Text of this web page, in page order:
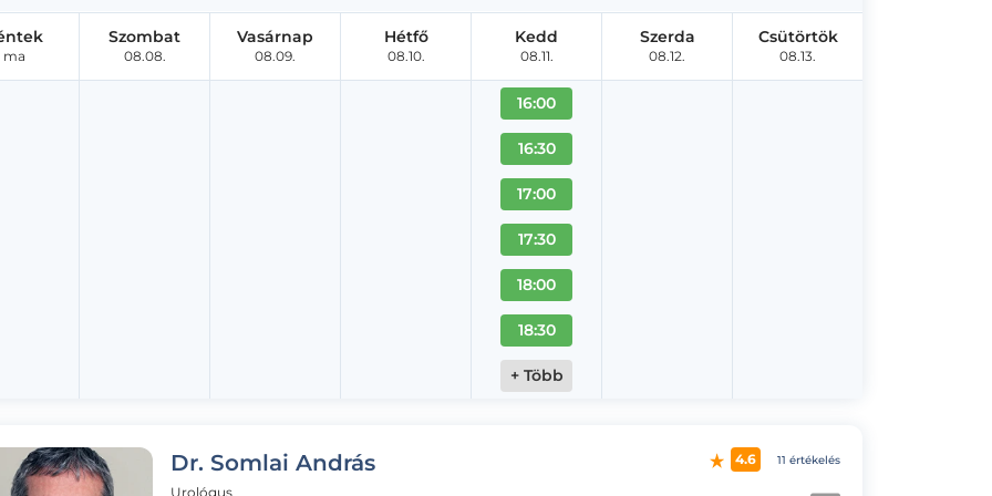
ma
Szombat
08.08.
Vasárnap
08.09.
Hétfő
08.10.
Kedd
08.11.
16:00
16:30
17:00
17:30
18:00
18:30
+ Több
Szerda
08.12.
Csütörtök
08.13.
Dr. Somlai András
Urológus
4.6 11 értékelés